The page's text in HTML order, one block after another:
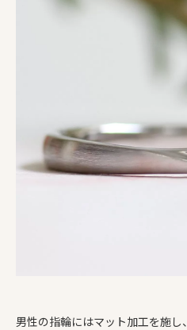
男性の指輪にはマット加工を施し、